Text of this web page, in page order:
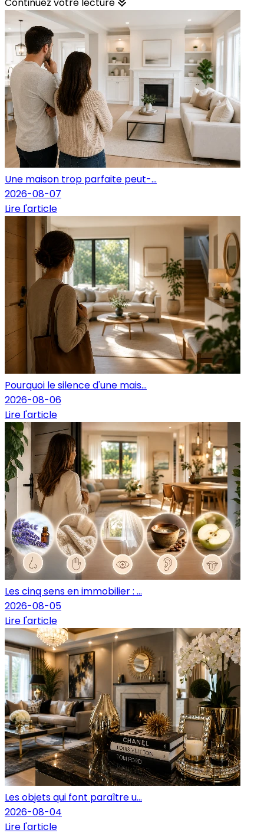
Continuez votre lecture
Une maison trop parfaite peut-...
2026-08-07
Lire l'article
Pourquoi le silence d'une mais...
2026-08-06
Lire l'article
Les cinq sens en immobilier : ...
2026-08-05
Lire l'article
Les objets qui font paraître u...
2026-08-04
Lire l'article